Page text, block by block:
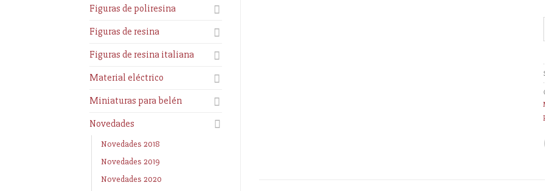
Figuras de poliresina
Figuras de resina
Figuras de resina italiana
Material eléctrico
Miniaturas para belén
Novedades
Novedades 2018
Novedades 2019
Novedades 2020